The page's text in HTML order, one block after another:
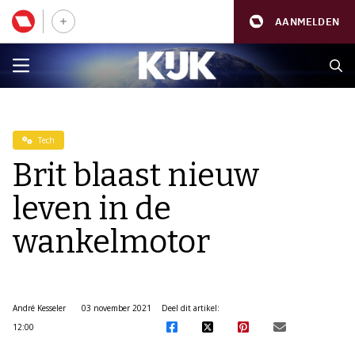
AANMELDEN
Tech
Brit blaast nieuw
leven in de
wankelmotor
André Kesseler
03 november 2021
12:00
Deel dit artikel: